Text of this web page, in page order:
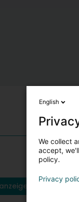
English
We collect
accept,
policy.
Privacy